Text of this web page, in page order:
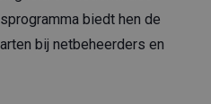
biedt hen de
bij netbeheerders en